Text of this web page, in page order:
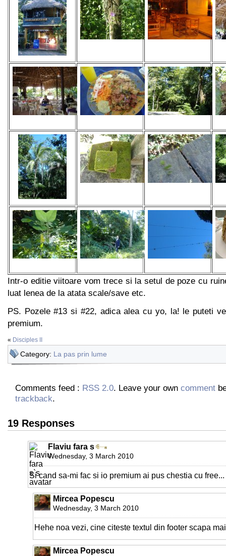
Intr-o editie viitoare vom trece si la setul de poze cu
luat lenea de la atata scale/save etc.
PS. Pozele #13 si #22, adica alea cu yo, la! le puteti
premium.
« Disciples II
Category: La pas prin lume
Comments feed : RSS 2.0. Leave your own comment
trackback.
19 Responses
Flaviu fara s
Wednesday, 3 March 2010
Si cand sa-mi fac si io premium ai pus chestia cu free...
Mircea Popescu
Wednesday, 3 March 2010
Hehe noa vezi, cine citeste textul din footer scapa
Mircea Popescu